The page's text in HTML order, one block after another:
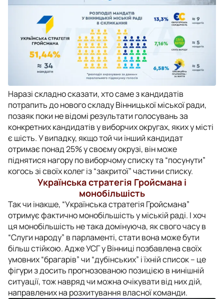
Наразі складно сказати, хто саме з кандидатів
потрапить до нового складу Вінницької міської ради,
позаяк поки не відомі результати голосувань за
конкретних кандидатів у виборчих округах, яких у місті
є шість. У випадку, якщо той чи інший кандидат
отримає понад 25% у своєму окрузі, він може
піднятися нагору по виборчому списку та “посунути”
когось зі своїх колег із “закритої” частини списку.
Українська стратегія Гройсмана і
монобільшість
Так чи інакше, “Українська стратегія Гройсмана”
отримує фактично монобільшість у міській раді. І хоч
ця монобільшість не така домінуюча, як свого часу в
“Слуги народу” в парламенті, стати вона може бути
більш стійкою. Адже УСГ у Вінниці позбавлена своїх
умовних “брагарів” чи “дубінських” і їхній список – це
фігури з досить прогнозованою позицією в нинішній
ситуації, тож навряд чи можна очікувати від них дій,
направлених на розхитування власної команди.